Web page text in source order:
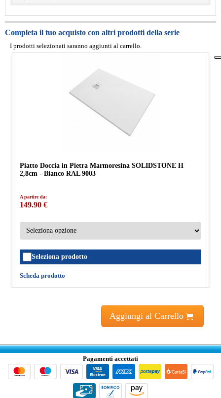
Completa il tuo acquisto con altri prodotti della serie
I prodotti selezionati saranno aggiunti al carrello.
Piatto Doccia in Pietra Marmoresina SOLIDSTONE H
2,8cm - Bianco RAL 9003
A partire da:
149.90 €
Seleziona prodotto
Scheda prodotto
Aggiungi al Carrello
Pagamenti accettati